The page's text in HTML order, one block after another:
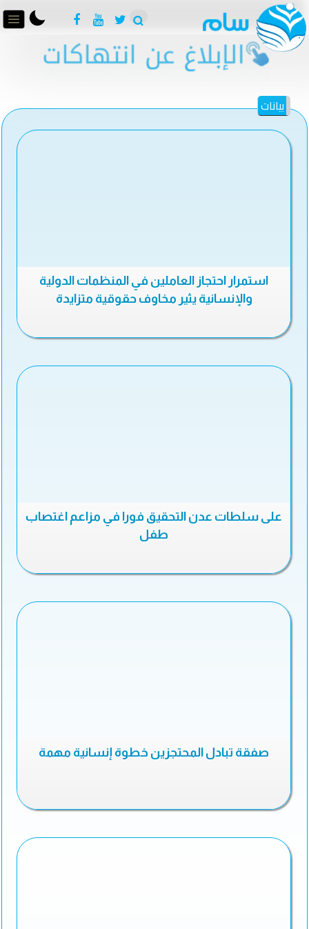
بيانات
استمرار احتجاز العاملين في المنظمات الدولية
والإنسانية يثير مخاوف حقوقية متزايدة
على سلطات عدن التحقيق فورا في مزاعم اغتصاب
طفل
صفقة تبادل المحتجزين خطوة إنسانية مهمة